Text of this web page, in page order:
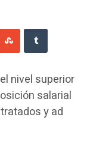
nivel superior
salarial
y ad